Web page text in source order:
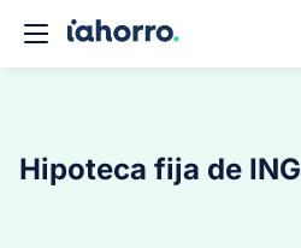
Hipoteca fija de ING